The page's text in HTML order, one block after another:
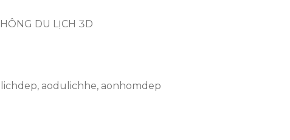
DU LỊCH 3D
, aodulichhe, aonhomdep